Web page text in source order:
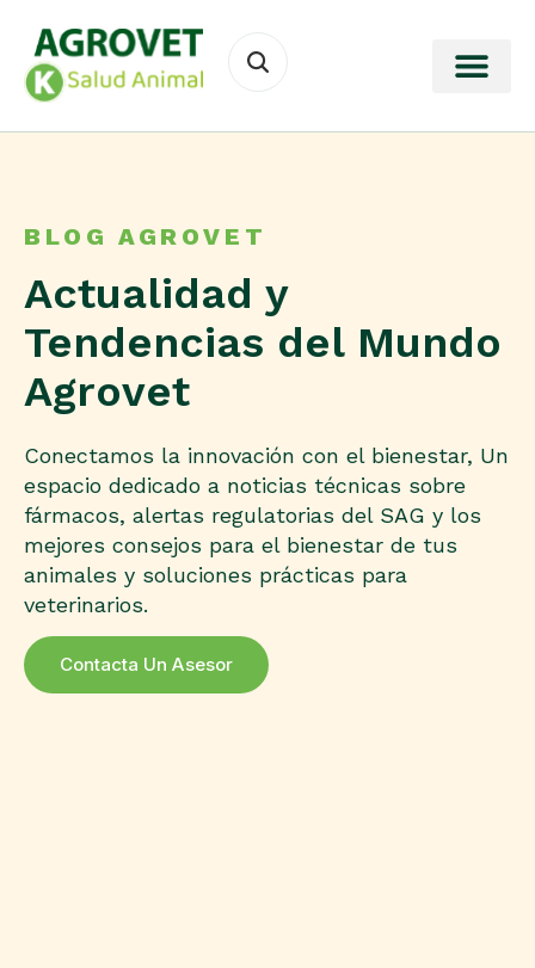
BLOG AGROVET
Actualidad y
Tendencias del Mundo
Agrovet
Conectamos la innovación con el bienestar, Un
espacio dedicado a noticias técnicas sobre
fármacos, alertas regulatorias del SAG y los
mejores consejos para el bienestar de tus
animales y soluciones prácticas para
veterinarios.
Contacta Un Asesor